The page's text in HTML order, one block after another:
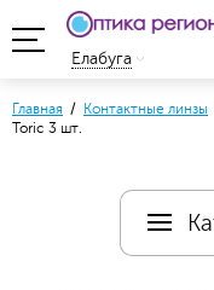
Елабуга
Главная / Контактные линзы
Toric 3 шт.